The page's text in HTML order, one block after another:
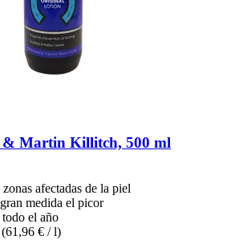
& Martin Killitch, 500 ml
afectadas de la piel
medida el picor
el año
(61,96 € / l)